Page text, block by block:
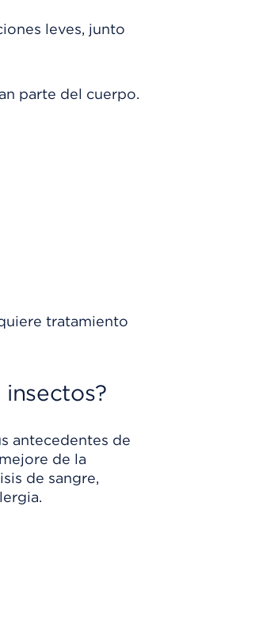
leves, junto
parte del cuerpo.
tratamiento
antecedentes de
de la
de sangre,